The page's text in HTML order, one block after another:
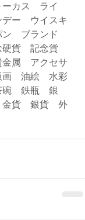
カス　ライ
ー　ウイスキ
　ブランド
貨　記念貨
属　アクセサ
　油絵　水彩
　鉄瓶　銀
貨　銀貨　外